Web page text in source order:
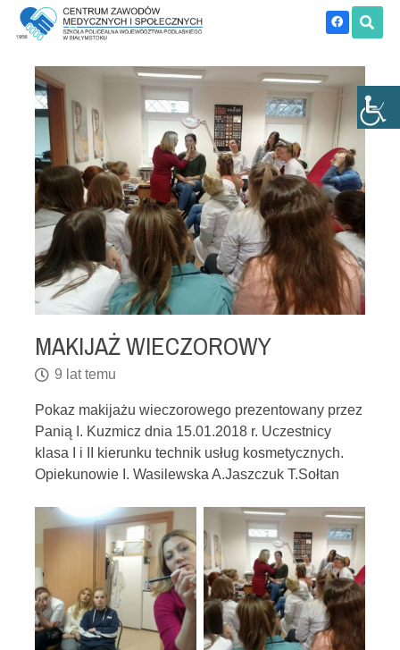
MAKIJAŻ WIECZOROWY
9 lat temu
Pokaz makijażu wieczorowego prezentowany przez
Panią I. Kuzmicz dnia 15.01.2018 r. Uczestnicy
klasa I i II kierunku technik usług kosmetycznych.
Opiekunowie I. Wasilewska A.Jaszczuk T.Sołtan